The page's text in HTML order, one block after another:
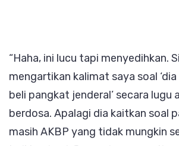
“Haha, ini lucu tapi menyedihkan.
mengartikan kalimat saya soal
beli pangkat jenderal’ secara lugu
berdosa. Apalagi dia kaitkan soal
masih AKBP yang tidak mungkin